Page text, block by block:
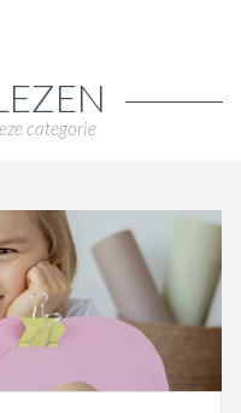
categorie